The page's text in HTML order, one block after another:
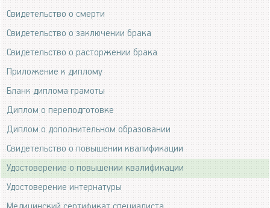
Свидетельство о смерти
Свидетельство о заключении брака
Свидетельство о расторжении брака
Приложение к диплому
Бланк диплома грамоты
Диплом о переподготовке
Диплом о дополнительном образовании
Свидетельство о повышении квалификации
Удостоверение о повышении квалификации
Удостоверение интернатуры